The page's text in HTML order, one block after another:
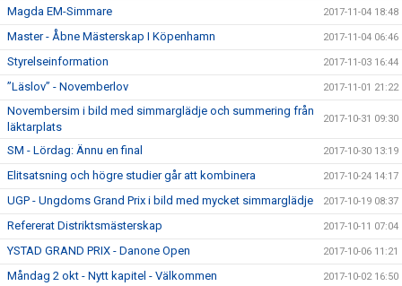
Magda EM-Simmare 2017-11-04 18:48
Master - Åbne Mästerskap I Köpenhamn 2017-11-04 06:46
Styrelseinformation 2017-11-03 16:44
”Läslov” - Novemberlov 2017-11-01 21:22
Novembersim i bild med simmarglädje och summering från
läktarplats
2017-10-31 09:30
SM - Lördag: Ännu en final 2017-10-30 13:19
Elitsatsning och högre studier går att kombinera 2017-10-24 14:17
UGP - Ungdoms Grand Prix i bild med mycket simmarglädje 2017-10-19 08:37
Refererat Distriktsmästerskap 2017-10-11 07:04
YSTAD GRAND PRIX - Danone Open 2017-10-06 11:21
Måndag 2 okt - Nytt kapitel - Välkommen 2017-10-02 16:50